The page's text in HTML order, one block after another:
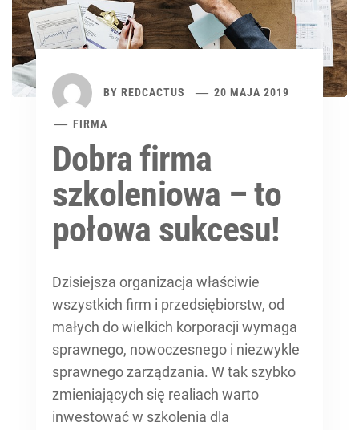
BY REDCACTUS 20 MAJA 2019
FIRMA
Dobra firma
szkoleniowa – to
połowa sukcesu!
Dzisiejsza organizacja właściwie
wszystkich firm i przedsiębiorstw, od
małych do wielkich korporacji wymaga
sprawnego, nowoczesnego i niezwykle
sprawnego zarządzania. W tak szybko
zmieniających się realiach warto
inwestować w szkolenia dla